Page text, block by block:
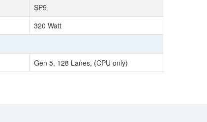
SP5
320 Watt
Gen 5, 128 Lanes, (CPU only)